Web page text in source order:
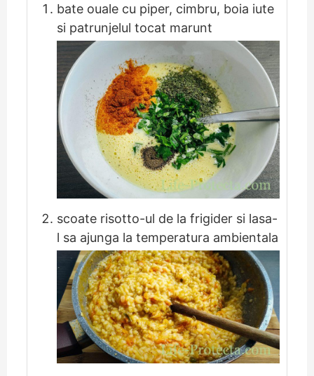
bate ouale cu piper, cimbru, boia iute
si patrunjelul tocat marunt
scoate risotto-ul de la frigider si lasa-
l sa ajunga la temperatura ambientala